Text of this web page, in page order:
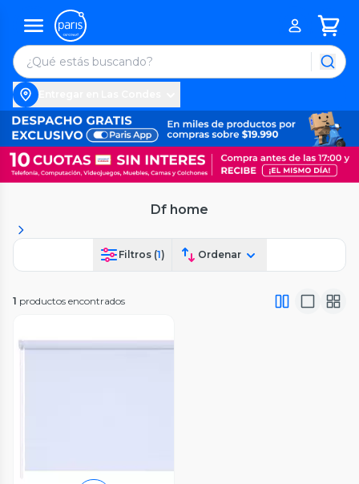
Df home
Filtros (1) Ordenar
1 productos encontrados